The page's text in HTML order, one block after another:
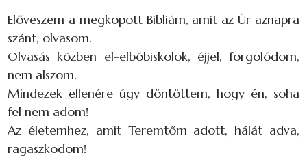
Előveszem a megkopott Bibliám, amit az Úr aznapra
szánt, olvasom.
Olvasás közben el-elbóbiskolok, éjjel, forgolódom,
nem alszom.
Mindezek ellenére úgy döntöttem, hogy én, soha
fel nem adom!
Az életemhez, amit Teremtőm adott, hálát adva,
ragaszkodom!